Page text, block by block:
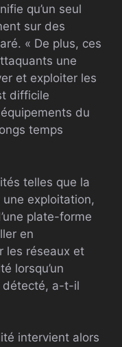
qu’un seul
sur des
« De plus, ces
une
et exploiter les
difficile
du
temps
telles que la
exploitation,
plate-forme
en
les réseaux et
lorsqu’un
détecté, a-t-il
intervient alors